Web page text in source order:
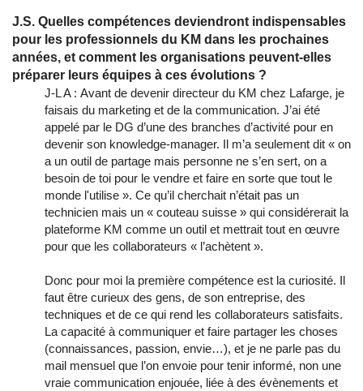
J.S. Quelles compétences deviendront indispensables
pour les professionnels du KM dans les prochaines
années, et comment les organisations peuvent-elles
préparer leurs équipes à ces évolutions ?
J-L A : Avant de devenir directeur du KM chez Lafarge, je
faisais du marketing et de la communication. J’ai été
appelé par le DG d’une des branches d’activité pour en
devenir son knowledge-manager. Il m’a seulement dit « on
a un outil de partage mais personne ne s’en sert, on a
besoin de toi pour le vendre et faire en sorte que tout le
monde l'utilise ». Ce qu’il cherchait n’était pas un
technicien mais un « couteau suisse » qui considérerait la
plateforme KM comme un outil et mettrait tout en œuvre
pour que les collaborateurs « l’achètent ».
Donc pour moi la première compétence est la curiosité. Il
faut être curieux des gens, de son entreprise, des
techniques et de ce qui rend les collaborateurs satisfaits.
La capacité à communiquer et faire partager les choses
(connaissances, passion, envie…), et je ne parle pas du
mail mensuel que l’on envoie pour tenir informé, non une
vraie communication enjouée, liée à des évènements et